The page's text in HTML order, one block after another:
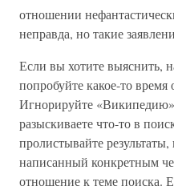
отношении
неправда, но такие
Если вы хотите выяснить,
попробуйте какое-то время
Игнорируйте
разыскиваете что-то в
пролистывайте
написанный конкретным
отношение к теме поиска.